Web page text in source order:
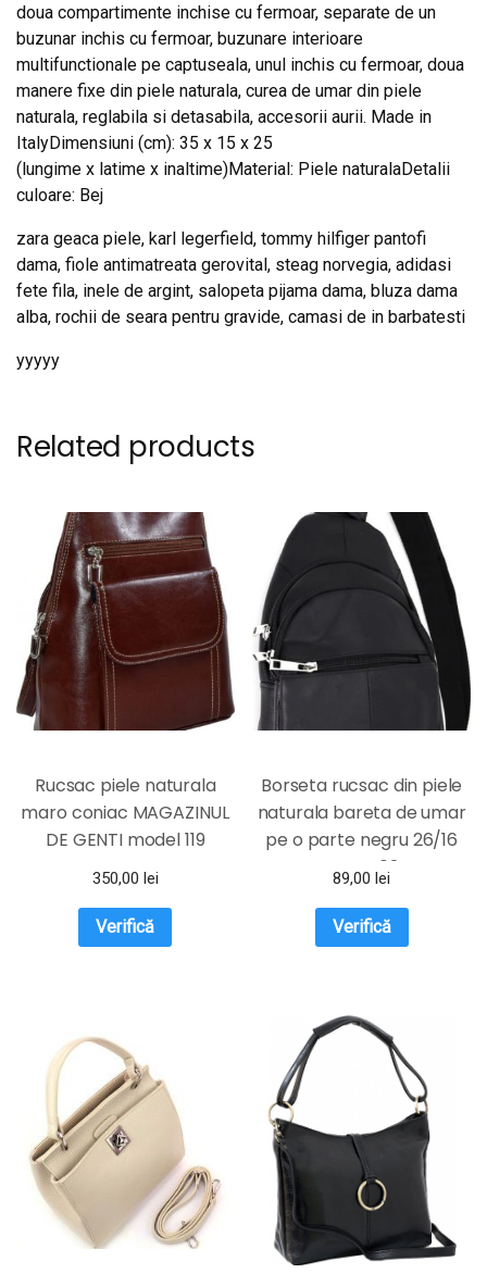
doua compartimente inchise cu fermoar, separate de un
buzunar inchis cu fermoar, buzunare interioare
multifunctionale pe captuseala, unul inchis cu fermoar, doua
manere fixe din piele naturala, curea de umar din piele
naturala, reglabila si detasabila, accesorii aurii. Made in
ItalyDimensiuni (cm): 35 x 15 x 25
(lungime x latime x inaltime)Material: Piele naturalaDetalii
culoare: Bej
zara geaca piele, karl legerfield, tommy hilfiger pantofi
dama, fiole antimatreata gerovital, steag norvegia, adidasi
fete fila, inele de argint, salopeta pijama dama, bluza dama
alba, rochii de seara pentru gravide, camasi de in barbatesti
yyyyy
Related products
Rucsac piele naturala
maro coniac MAGAZINUL
DE GENTI model 119
350,00 lei
Verifică
Borseta rucsac din piele
naturala bareta de umar
pe o parte negru 26/16
Magrot 024
89,00 lei
Verifică